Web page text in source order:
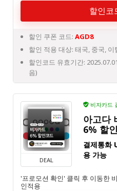
할인코
할인 쿠폰 코드: AGD8
할인 적용 대상: 태국, 중국,
할인코드 유효기간:
음)
DEAL
비자카드
아고다
6% 할인
결제통화
용 가능
'프로모션 확인' 클릭 후 이동한
인적용